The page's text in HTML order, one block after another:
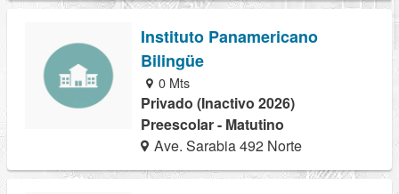
Instituto Panamericano
Bilingüe
0 Mts
Privado (Inactivo 2026)
Preescolar - Matutino
Ave. Sarabia 492 Norte